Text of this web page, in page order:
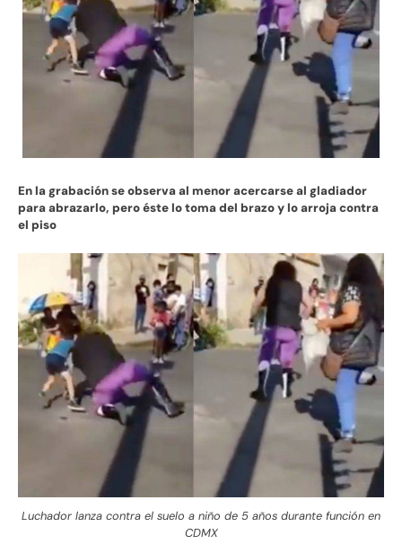
En la grabación se observa al menor acercarse al gladiador
para abrazarlo, pero éste lo toma del brazo y lo arroja contra
el piso
Luchador lanza contra el suelo a niño de 5 años durante función en
CDMX